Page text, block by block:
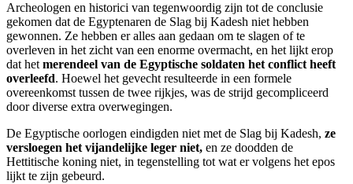
Archeologen en historici van tegenwoordig zijn tot de conclusie
gekomen dat de Egyptenaren de Slag bij Kadesh niet hebben
gewonnen. Ze hebben er alles aan gedaan om te slagen of te
overleven in het zicht van een enorme overmacht, en het lijkt erop
dat het merendeel van de Egyptische soldaten het conflict heeft
overleefd. Hoewel het gevecht resulteerde in een formele
overeenkomst tussen de twee rijkjes, was de strijd gecompliceerd
door diverse extra overwegingen.
De Egyptische oorlogen eindigden niet met de Slag bij Kadesh, ze
versloegen het vijandelijke leger niet, en ze doodden de
Hettitische koning niet, in tegenstelling tot wat er volgens het epos
lijkt te zijn gebeurd.